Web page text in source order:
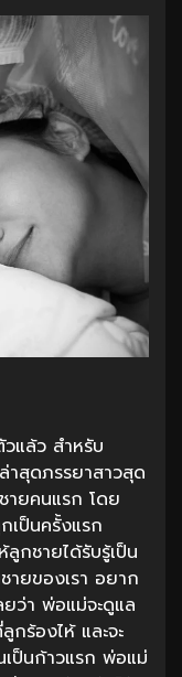
แล้ว สำหรับ
าสุดภรรยาสาวสุด
ยคนแรก โดย
เป็นครั้งแรก
กชายได้รับรู้เป็น
ายของเรา อยาก
ว่า พ่อแม่จะดูแล
ร้องไห้ และจะ
เป็นก้าวแรก พ่อแม่